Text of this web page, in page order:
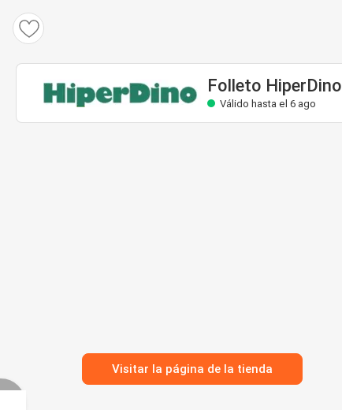
Folleto HiperDino
Válido hasta el 6 ago
Visitar la página de la tienda